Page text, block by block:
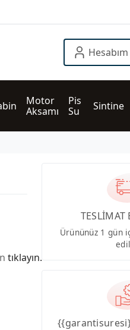
Hesabım
Motor
Aksamı
Pis
Su
Sintine
tıklayın.
TESLİMAT
Ürününüz 1 gün